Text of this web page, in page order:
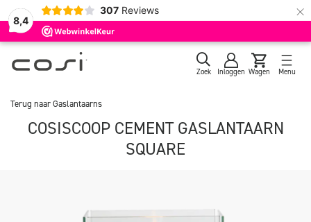
8,4
307 Reviews ×
Zoek Inloggen Wagen Menu
Terug naarGaslantaarns
COSISCOOP CEMENT GASLANTAARN
SQUARE